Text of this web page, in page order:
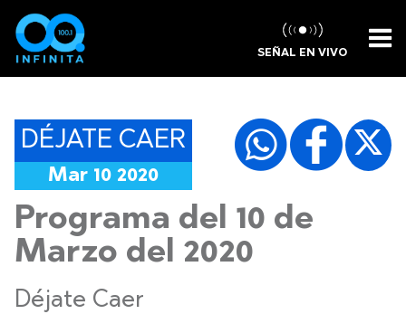
SEÑAL EN VIVO
DÉJATE CAER
Mar 10 2020
Programa del 10 de
Marzo del 2020
Déjate Caer